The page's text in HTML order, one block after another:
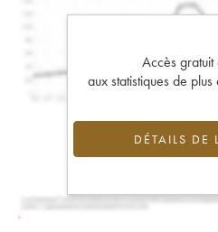
Accès gratuit
aux statistiques de
DÉTAILS DE